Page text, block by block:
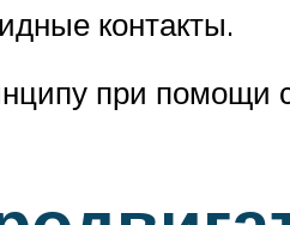
контакты.
при помощи